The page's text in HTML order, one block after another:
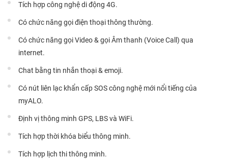
Tích hợp công nghệ di động 4G.
Có chức năng gọi điện thoại thông thường.
Có chức năng gọi Video & gọi Âm thanh (Voice Call) qua
internet.
Chat bằng tin nhắn thoại & emoji.
Có nút liên lạc khẩn cấp SOS công nghệ mới nổi tiếng của
myALO.
Định vị thông minh GPS, LBS và WiFi.
Tích hợp thời khóa biểu thông minh.
Tích hợp lịch thi thông minh.